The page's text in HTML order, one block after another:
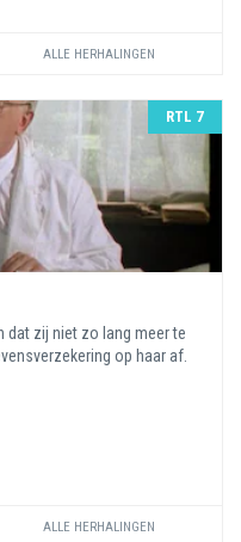
ALLE HERHALINGEN
RTL 7
dat zij niet zo lang meer te
op haar af.
ALLE HERHALINGEN